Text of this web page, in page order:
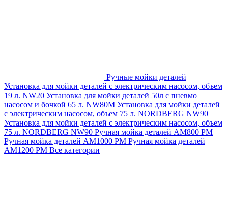
Ручные мойки деталей
Установка для мойки деталей с электрическим насосом, объем
19 л. NW20 Установка для мойки деталей 50л с пневмо
насосом и бочкой 65 л. NW80M Установка для мойки деталей
с электрическим насосом, объем 75 л. NORDBERG NW90
Установка для мойки деталей с электрическим насосом, объем
75 л. NORDBERG NW90 Ручная мойка деталей АМ800 РМ
Ручная мойка деталей АМ1000 РМ Ручная мойка деталей
АМ1200 РМ Все категории